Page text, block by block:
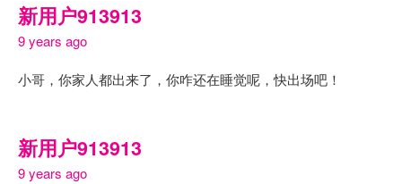
新用户913913
9 years ago
小哥，你家人都出来了，你咋还在睡觉呢，快出场吧！
新用户913913
9 years ago